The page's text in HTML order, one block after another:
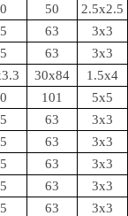
50 2.5x2.5
63 3x3
63 3x3
30x84 1.5x4
101 5x5
63 3x3
63 3x3
63 3x3
63 3x3
63 3x3